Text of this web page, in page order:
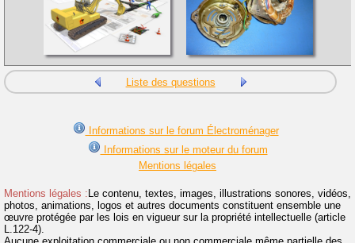
Liste des questions
Informations sur le forum Électroménager
Informations sur le moteur du forum
Mentions légales
Mentions légales : Le contenu, textes, images, illustrations sonores, vidéos,
photos, animations, logos et autres documents constituent ensemble une
œuvre protégée par les lois en vigueur sur la propriété intellectuelle (article
L.122-4).